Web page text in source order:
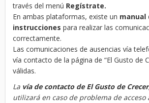
través del menú Regístrate.
En ambas plataformas, existe un manual
instrucciones para realizar las
correctamente.
Las comunicaciones de ausencias vía
vía contacto de la página de “El Gusto de
válidas.
La vía de contacto de El Gusto de
utilizará en caso de problema de acceso